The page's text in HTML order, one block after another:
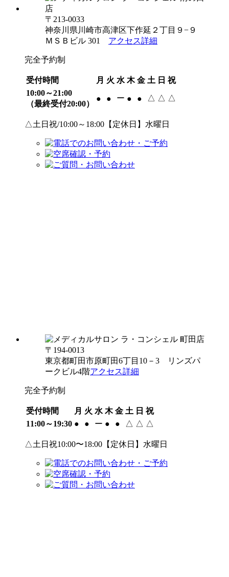
〒213-0033
神奈川県川崎市高津区下作延２丁目９−９
ＭＳＢビル 301 アクセス詳細
完全予約制
受付時間 月 火 水 木 金 土 日 祝
10:00～21:00
（最終受付20:00）
● ● ー ● ● △ △ △
△土日祝/10:00～18:00【定休日】水曜日
〒194-0013
東京都町田市原町田6丁目10－3 リンズパ
ークビル4階アクセス詳細
完全予約制
受付時間 月 火 水 木 金 土 日 祝
11:00～19:30 ● ● ー ● ● △ △ △
△土日祝10:00〜18:00【定休日】水曜日